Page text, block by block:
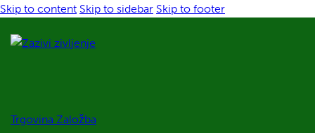
Skip to content Skip to sidebar Skip to footer
Trgovina Založba